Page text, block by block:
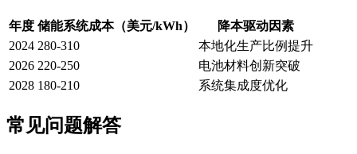
年度 储能系统成本（美元/kWh）
降本驱动因素
2024 280-310
本地化生产比例提升
2026 220-250
电池材料创新突破
2028 180-210 系统集成度优化
常见问题解答